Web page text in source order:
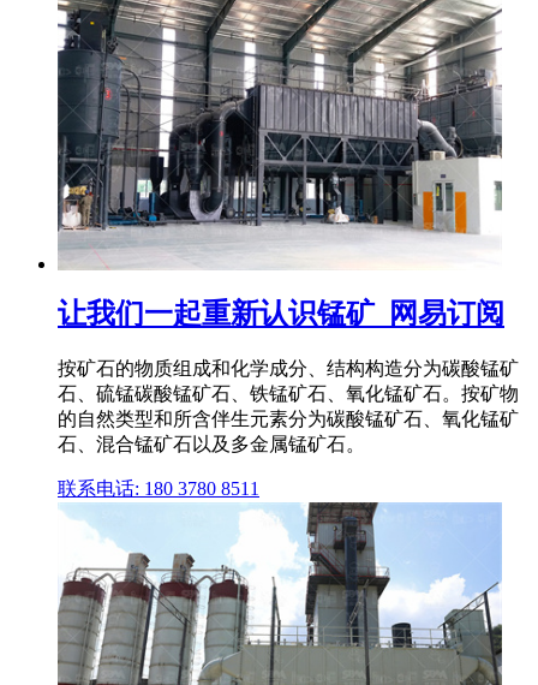
让我们一起重新认识锰矿_网易订阅
按矿石的物质组成和化学成分、结构构造分为碳酸锰矿
石、硫锰碳酸锰矿石、铁锰矿石、氧化锰矿石。按矿物
的自然类型和所含伴生元素分为碳酸锰矿石、氧化锰矿
石、混合锰矿石以及多金属锰矿石。
联系电话: 180 3780 8511